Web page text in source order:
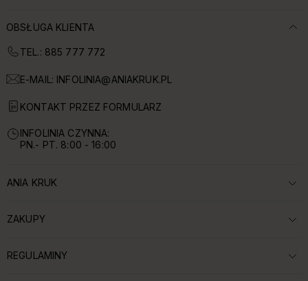
OBSŁUGA KLIENTA
TEL.: 885 777 772
E-MAIL: INFOLINIA@ANIAKRUK.PL
KONTAKT PRZEZ FORMULARZ
INFOLINIA CZYNNA:
PN.- PT. 8:00 - 16:00
ROZWIŃ SEKCJĘ:
ANIA KRUK
ROZWIŃ SEKCJĘ:
ZAKUPY
ROZWIŃ SEKCJĘ:
REGULAMINY